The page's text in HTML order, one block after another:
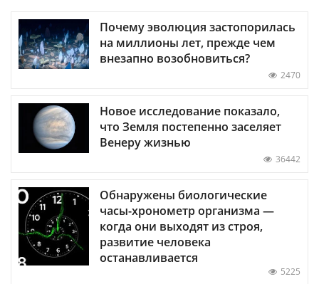
Почему эволюция застопорилась
на миллионы лет, прежде чем
внезапно возобновиться?
2470
Новое исследование показало,
что Земля постепенно заселяет
Венеру жизнью
36442
Обнаружены биологические
часы-хронометр организма —
когда они выходят из строя,
развитие человека
останавливается
5225